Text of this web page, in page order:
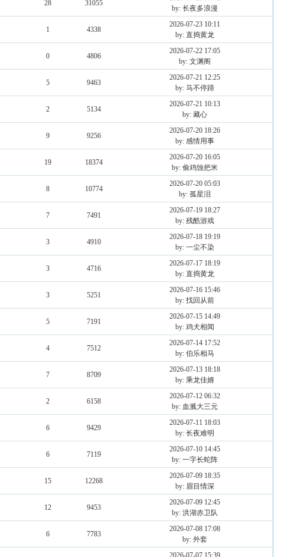
28 31055
by: 长夜多浪漫
1 4338
2026-07-23 10:11
by: 直捣黄龙
0 4806
2026-07-22 17:05
by: 文渊阁
5 9463
2026-07-21 12:25
by: 马不停蹄
2 5134
2026-07-21 10:13
by: 藏心
9 9256
2026-07-20 18:26
by: 感情用事
19 18374
2026-07-20 16:05
by: 偷鸡蚀把米
8 10774
2026-07-20 05:03
by: 孤星泪
7 7491
2026-07-19 18:27
by: 残酷游戏
3 4910
2026-07-18 19:19
by: 一尘不染
3 4716
2026-07-17 18:19
by: 直捣黄龙
3 5251
2026-07-16 15:46
by: 找回从前
5 7191
2026-07-15 14:49
by: 鸡犬相闻
4 7512
2026-07-14 17:52
by: 伯乐相马
7 8709
2026-07-13 18:18
by: 乘龙佳婿
2 6158
2026-07-12 06:32
by: 血溅大三元
6 9429
2026-07-11 18:03
by: 长夜难明
6 7119
2026-07-10 14:45
by: 一字长蛇阵
15 12268
2026-07-09 18:35
by: 眉目情深
12 9453
2026-07-09 12:45
by: 洪湖赤卫队
6 7783
2026-07-08 17:08
by: 外套
2026-07-07 15:39